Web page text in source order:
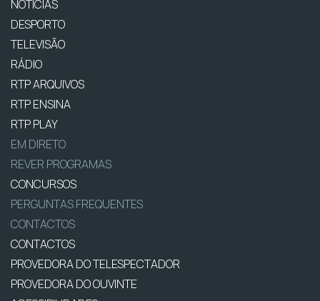
NOTÍCIAS
DESPORTO
TELEVISÃO
RÁDIO
RTP ARQUIVOS
RTP ENSINA
RTP PLAY
EM DIRETO
REVER PROGRAMAS
CONCURSOS
PERGUNTAS FREQUENTES
CONTACTOS
CONTACTOS
PROVEDORA DO TELESPECTADOR
PROVEDORA DO OUVINTE